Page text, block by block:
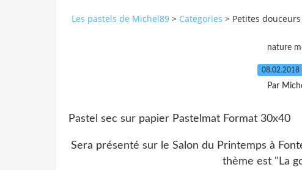
Les pastels de Michel89 > Categories > Petites douceurs
nature
08.02.2018
Par
Pastel sec sur papier Pastelmat Format 30x40
Sera présenté sur le Salon du Printemps à
thème est "La